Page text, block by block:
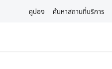
คูปอง ค้นหาสถานที่บริการ